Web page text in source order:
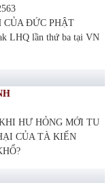
CỦA ĐỨC PHẬT
LHQ lần thứ ba tại VN
HƯ HỎNG MỚI TU
CỦA TÀ KIẾN